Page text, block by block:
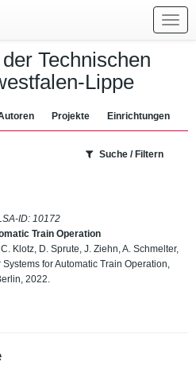
Technischen
Lippe
Projekte Einrichtungen
Suche / Filtern
ID: 10172
Train Operation
Klotz, D. Sprute, J. Ziehn, A. Schmelter,
for Automatic Train Operation,
2022.